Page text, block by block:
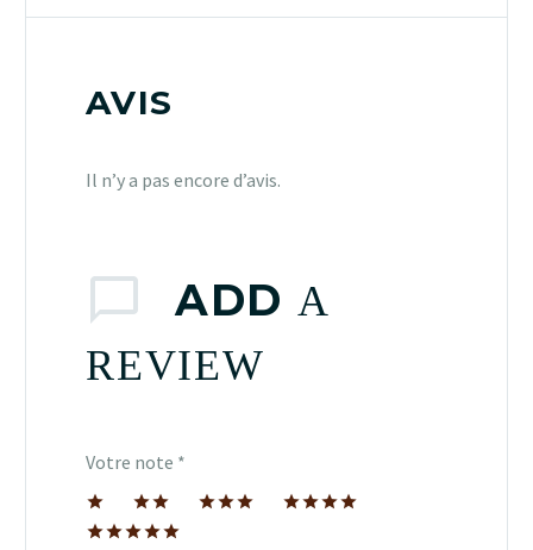
AVIS
Il n’y a pas encore d’avis.
ADDA
REVIEW
Votre note *
1 étoile
sur
2 étoiles
sur